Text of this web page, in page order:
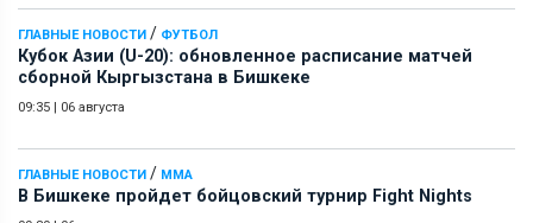
ГЛАВНЫЕ НОВОСТИ / ФУТБОЛ
Кубок Азии (U-20): обновленное расписание матчей
сборной Кыргызстана в Бишкеке
09:35 | 06 августа
ГЛАВНЫЕ НОВОСТИ / ММА
В Бишкеке пройдет бойцовский турнир Fight Nights